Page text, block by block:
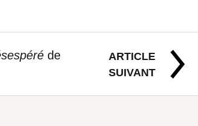
ARTICLE
SUIVANT
de